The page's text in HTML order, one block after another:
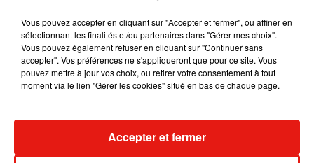
Vous pouvez accepter en cliquant sur "Accepter et fermer", ou affiner en
sélectionnant les finalités et/ou partenaires dans "Gérer mes choix".
Vous pouvez également refuser en cliquant sur "Continuer sans
accepter". Vos préférences ne s'appliqueront que pour ce site. Vous
pouvez mettre à jour vos choix, ou retirer votre consentement à tout
moment via le lien "Gérer les cookies" situé en bas de chaque page.
Accepter et fermer